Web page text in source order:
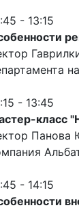
- 13:15
- 13:45
класс
Панова
- 14:15